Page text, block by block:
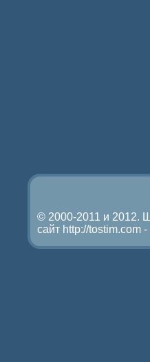
© 2000-2011 и 2012.
сайт http://tostim.com -